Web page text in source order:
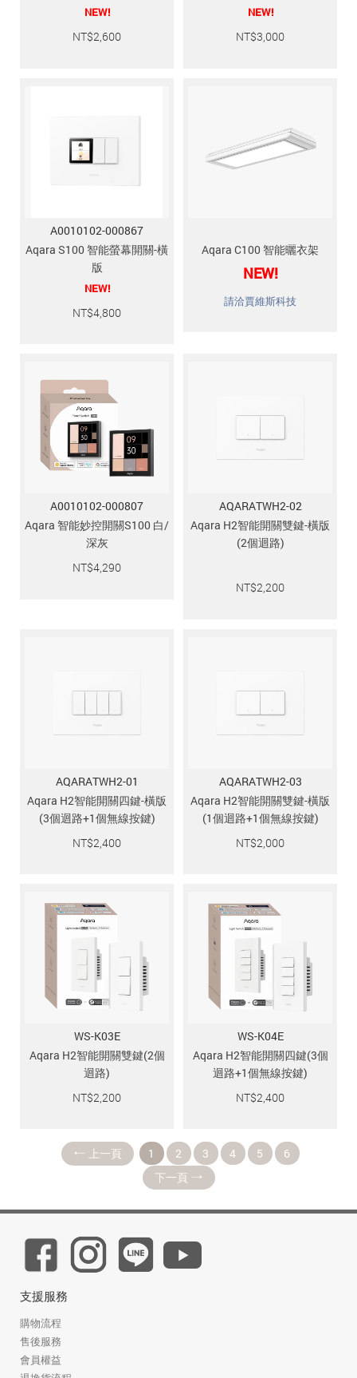
按鍵)
NEW!
NT$2,600
按鍵)
NEW!
NT$3,000
A0010102-000867
Aqara S100 智能螢幕開關-橫
版
NEW!
NT$4,800
Aqara C100 智能曬衣架
NEW!
請洽賈維斯科技
A0010102-000807
Aqara 智能妙控開關S100 白/
深灰
NT$4,290
AQARATWH2-02
Aqara H2智能開關雙鍵-橫版
(2個迴路)
NT$2,200
AQARATWH2-01
Aqara H2智能開關四鍵-橫版
(3個迴路+1個無線按鍵)
NT$2,400
AQARATWH2-03
Aqara H2智能開關雙鍵-橫版
(1個迴路+1個無線按鍵)
NT$2,000
WS-K03E
Aqara H2智能開關雙鍵(2個
迴路)
NT$2,200
WS-K04E
Aqara H2智能開關四鍵(3個
迴路+1個無線按鍵)
NT$2,400
上一頁 1 2 3 4 5
6
下一頁
支援服務
購物流程
售後服務
會員權益